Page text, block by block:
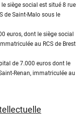
siège social est situé 8 rue
de Saint-Malo sous le
euros, dont le siège social
au RCS de Brest
de 7.000 euros dont le
Renan, immatriculée au